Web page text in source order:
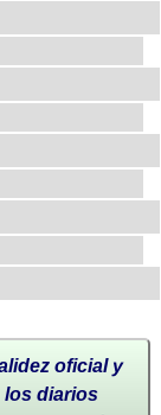
oficial y
los diarios